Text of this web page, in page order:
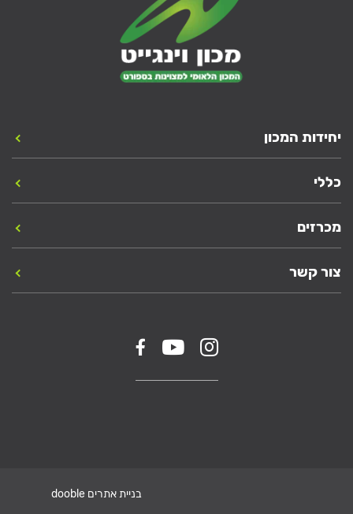
יחידות המכון
כללי
מכרזים
צור קשר
בניית אתרים dooble